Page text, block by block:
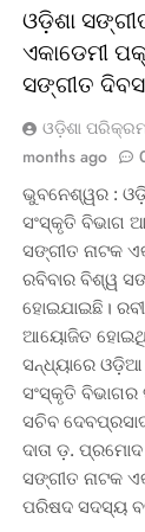
ଓଡ଼ିଶା
ଏକାଡେମୀ
ସଙ୍ଗୀତ ଦିବସ
ଓଡ଼ିଶା
months ago
ଭୁବନେଶ୍ୱର :
ସଂସ୍କୃତି ବିଭାଗ
ସଙ୍ଗୀତ ନାଟକ
ରବିବାର ବିଶ୍ୱ
ହୋଇଯାଇଛି।
ଆୟୋଜିତ
ସନ୍ଧ୍ୟାରେ ଓଡ଼ିଆ
ସଂସ୍କୃତି ବିଭାଗର
ସଚିବ ଦେବପ୍ରସାଦ
ଦାତା ଡ଼.
ସଙ୍ଗୀତ ନାଟକ
ପରିଷଦ ସଦସ୍ୟ